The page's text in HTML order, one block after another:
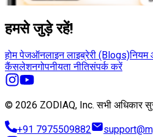
हमसे जुड़े रहें!
होम पेजऑनलाइन लाइब्रेरी (Blogs)नियम
कैंसलेशनगोपनीयता नीतिसंपर्क करें
© 2026 ZODIAQ, Inc.सभी अधिकार
+91 7975509882